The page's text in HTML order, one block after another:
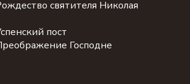
святителя Николая
пост
Господне